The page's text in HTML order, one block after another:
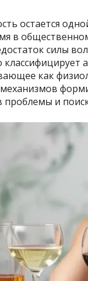
остается
в
силы
как
и